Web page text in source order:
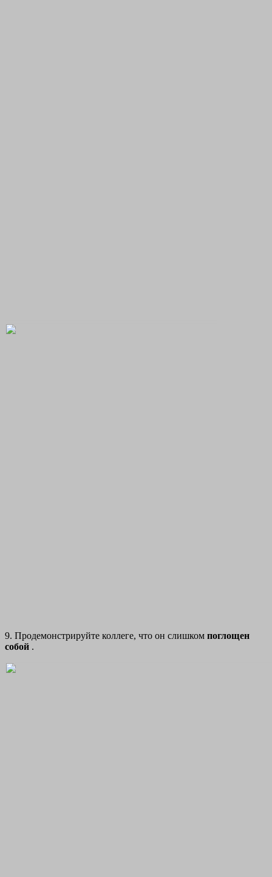
9. Продемонстрируйте коллеге, что он слишком поглощен
собой .